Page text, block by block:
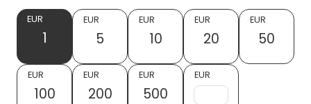
EUR
1
EUR
5
EUR
10
EUR
20
EUR
50
EUR
100
EUR
200
EUR
500
EUR